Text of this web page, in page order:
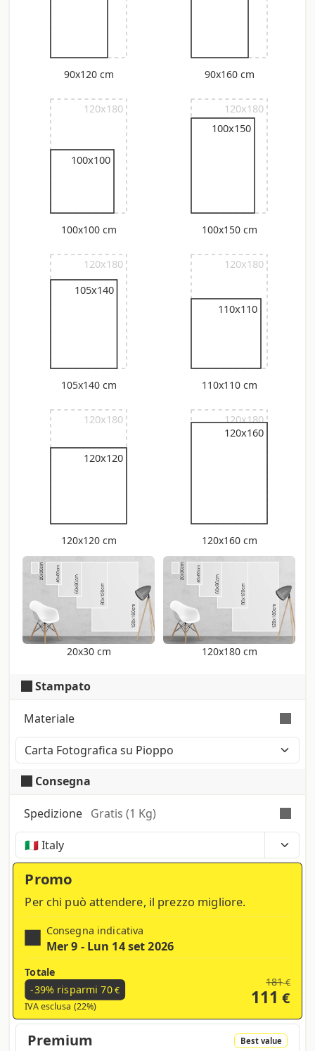
90x120 cm 90x160 cm
120x180
100x100
100x100 cm
120x180
100x150
100x150 cm
120x180
105x140
105x140 cm
120x180
110x110
110x110 cm
120x180
120x120
120x120 cm
120x180
120x160
120x160 cm
20x30 cm 120x180 cm
Stampato
Materiale
Unite l’aspetto naturale del pioppo
multistrato alla lucentezza ed eleganza
della carta fotografica di altissima qualità
equilibrio tra modernità e genuinità. La
carta fotografica renderà i vostri colori
Consegna
Spedizione Gratis (1 Kg)
Tempi, costi e tasse possono variare a seconda
della regione e dei prodotti nel carrello
Promo
Per chi può attendere, il prezzo migliore.
Consegna indicativa
Mer 9 - Lun 14 set 2026
Totale
-39% risparmi70€
IVA esclusa (22%)
181€
111 €
Premium Best value